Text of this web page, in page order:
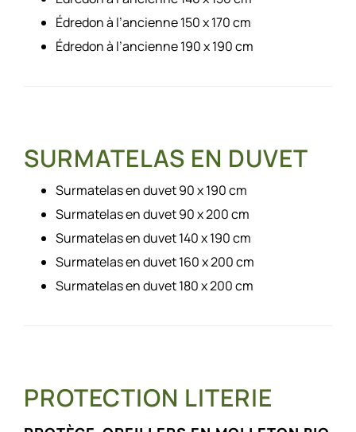
Édredon à l’ancienne 150 x 170 cm
Édredon à l’ancienne 190 x 190 cm
SURMATELAS EN DUVET
Surmatelas en duvet 90 x 190 cm
Surmatelas en duvet 90 x 200 cm
Surmatelas en duvet 140 x 190 cm
Surmatelas en duvet 160 x 200 cm
Surmatelas en duvet 180 x 200 cm
PROTECTION LITERIE